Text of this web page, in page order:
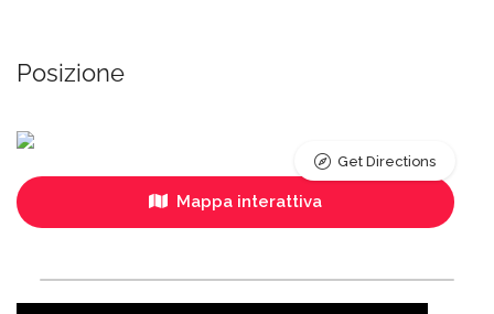
Posizione
Mappa interattiva
Get Directions